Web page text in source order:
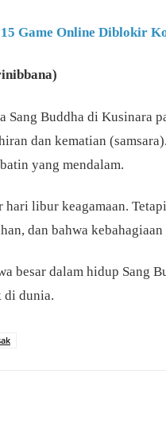
Game Online Diblokir
Sang Buddha di Kusinara
dan kematian
yang mendalam.
libur keagamaan.
dan bahwa
besar dalam hidup Sang
di dunia.